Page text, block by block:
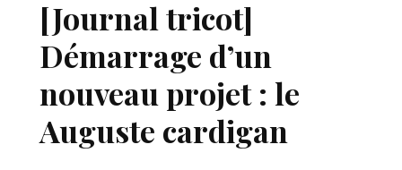
[Journal tricot]
Démarrage d’un
nouveau projet : le
Auguste cardigan